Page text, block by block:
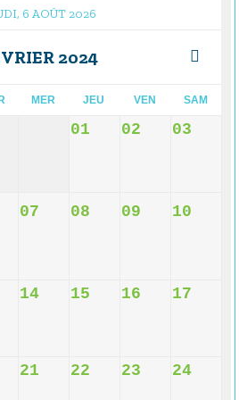
6 AOÛT 2026
2024
MER JEU VEN SAM
01 02 03
07 08 09 10
14 15 16 17
21 22 23 24